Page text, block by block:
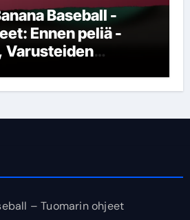
Baseball -
Ennen peliä -
Varusteiden
– Tuomarin ohjeet